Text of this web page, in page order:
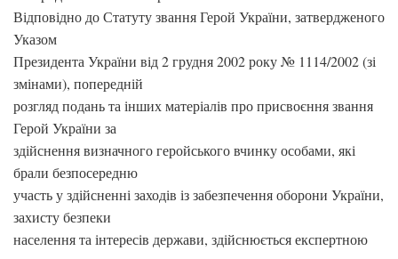
Відповідно до Статуту звання Герой України, затвердженого
Указом
Президента України від 2 грудня 2002 року № 1114/2002 (зі
змінами), попередній
розгляд подань та інших матеріалів про присвоєння звання
Герой України за
здійснення визначного геройського вчинку особами, які
брали безпосередню
участь у здійсненні заходів із забезпечення оборони України,
захисту безпеки
населення та інтересів держави, здійснюється експертною